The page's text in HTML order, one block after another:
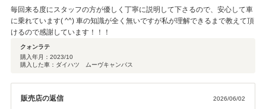
いできるのを楽しみにしております！
毎回来る度にスタッフの方が優しく丁寧に説明して下さるので、安心して車
に乗れています( ^^) 車の知識が全く無いですが私が理解できるまで教えて頂
けるので感謝しています！！！
クォンラテ
購入年月： 2023/10
購入した車：ダイハツ ムーヴキャンバス
販売店の返信 2026/06/02